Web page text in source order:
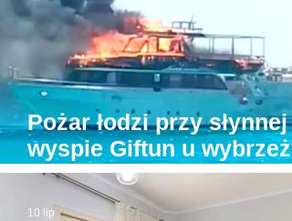
Pożar łodzi przy słynnej
wyspie Giftun u wybrzeży
Hurghady. Na pokładzie
było kilkunastu turystów
10 lip